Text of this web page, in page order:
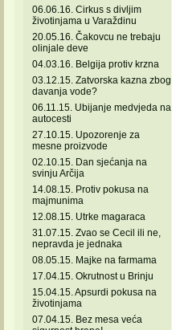
06.06.16. Cirkus s divljim
životinjama u Varaždinu
20.05.16. Čakovcu ne trebaju
olinjale deve
04.03.16. Belgija protiv krzna
03.12.15. Zatvorska kazna zbog
davanja vode?
06.11.15. Ubijanje medvjeda na
autocesti
27.10.15. Upozorenje za
mesne proizvode
02.10.15. Dan sjećanja na
svinju Arčija
14.08.15. Protiv pokusa na
majmunima
12.08.15. Utrke magaraca
31.07.15. Zvao se Cecil ili ne,
nepravda je jednaka
08.05.15. Majke na farmama
17.04.15. Okrutnost u Brinju
15.04.15. Apsurdi pokusa na
životinjama
07.04.15. Bez mesa veća